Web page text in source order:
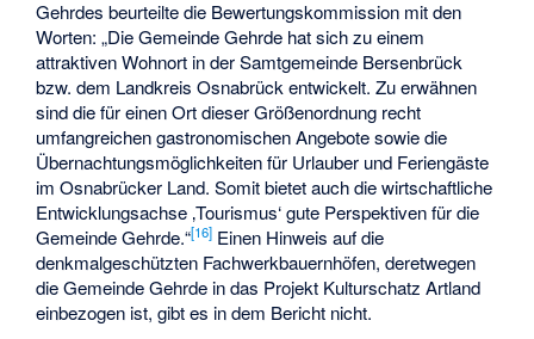
Gehrdes beurteilte die Bewertungskommission mit den
Worten: „Die Gemeinde Gehrde hat sich zu einem
attraktiven Wohnort in der Samtgemeinde Bersenbrück
bzw. dem Landkreis Osnabrück entwickelt. Zu erwähnen
sind die für einen Ort dieser Größenordnung recht
umfangreichen gastronomischen Angebote sowie die
Übernachtungsmöglichkeiten für Urlauber und Feriengäste
im Osnabrücker Land. Somit bietet auch die wirtschaftliche
Entwicklungsachse ‚Tourismus‘ gute Perspektiven für die
Gemeinde Gehrde.“[16] Einen Hinweis auf die
denkmalgeschützten Fachwerkbauernhöfen, deretwegen
die Gemeinde Gehrde in das Projekt Kulturschatz Artland
einbezogen ist, gibt es in dem Bericht nicht.